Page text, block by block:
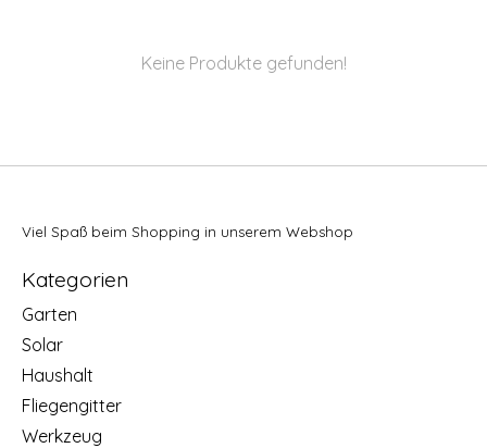
Keine Produkte gefunden!
Viel Spaß beim Shopping in unserem Webshop
Kategorien
Garten
Solar
Haushalt
Fliegengitter
Werkzeug